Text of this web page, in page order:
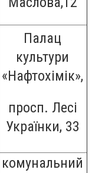
Палац
культури
«Нафтохімік»,
просп. Лесі
Українки, 33
комунальний